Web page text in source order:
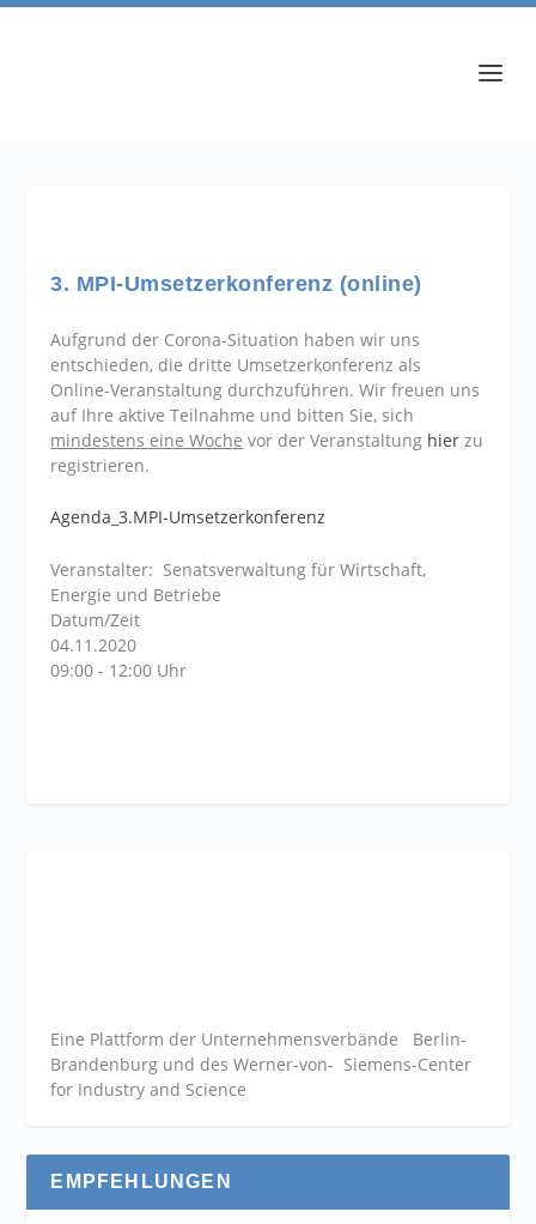
3. MPI-Umsetzerkonferenz (online)
Aufgrund der Corona-Situation haben wir uns
entschieden, die dritte Umsetzerkonferenz als
Online-Veranstaltung durchzuführen. Wir freuen uns
auf Ihre aktive Teilnahme und bitten Sie, sich
mindestens eine Woche vor der Veranstaltung hier zu
registrieren.
Agenda_3.MPI-Umsetzerkonferenz
Veranstalter: Senatsverwaltung für Wirtschaft,
Energie und Betriebe
Datum/Zeit
04.11.2020
09:00 - 12:00 Uhr
Eine Plattform der Unternehmensverbände Berlin-
Brandenburg und des Werner-von- Siemens-Center
for Industry and Science
EMPFEHLUNGEN